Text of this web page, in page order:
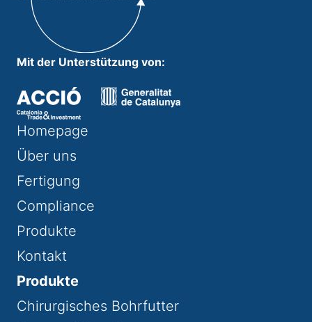
Mit der Unterstützung von:
Homepage
Über uns
Fertigung
Compliance
Produkte
Kontakt
Produkte
Chirurgisches Bohrfutter